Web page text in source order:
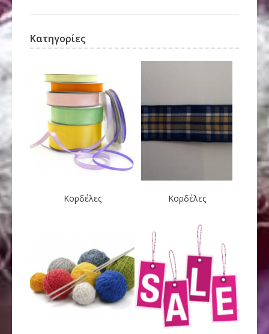
Κατηγορίες
Κορδέλες Κορδέλες